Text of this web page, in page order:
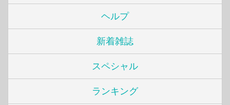
ヘルプ
新着雑誌
スペシャル
ランキング